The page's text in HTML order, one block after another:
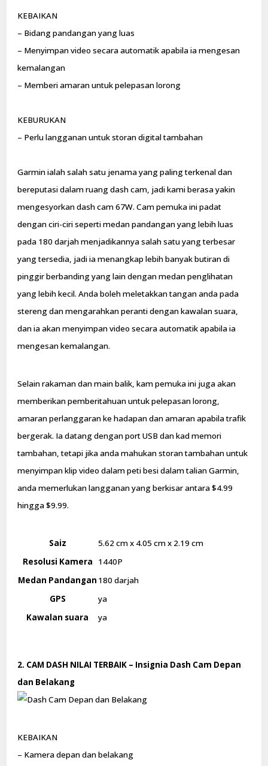
KEBAIKAN
– Bidang pandangan yang luas
– Menyimpan video secara automatik apabila ia mengesan
kemalangan
– Memberi amaran untuk pelepasan lorong
KEBURUKAN
– Perlu langganan untuk storan digital tambahan
Garmin ialah salah satu jenama yang paling terkenal dan
bereputasi dalam ruang dash cam, jadi kami berasa yakin
mengesyorkan dash cam 67W. Cam pemuka ini padat
dengan ciri-ciri seperti medan pandangan yang lebih luas
pada 180 darjah menjadikannya salah satu yang terbesar
yang tersedia, jadi ia menangkap lebih banyak butiran di
pinggir berbanding yang lain dengan medan penglihatan
yang lebih kecil. Anda boleh meletakkan tangan anda pada
stereng dan mengarahkan peranti dengan kawalan suara,
dan ia akan menyimpan video secara automatik apabila ia
mengesan kemalangan.
Selain rakaman dan main balik, kam pemuka ini juga akan
memberikan pemberitahuan untuk pelepasan lorong,
amaran perlanggaran ke hadapan dan amaran apabila trafik
bergerak. Ia datang dengan port USB dan kad memori
tambahan, tetapi jika anda mahukan storan tambahan untuk
menyimpan klip video dalam peti besi dalam talian Garmin,
anda memerlukan langganan yang berkisar antara $4.99
hingga $9.99.
Saiz
5.62 cm x 4.05 cm x 2.19 cm
Resolusi Kamera
1440P
Medan Pandangan 180 darjah
GPS
ya
Kawalan suara
ya
2. CAM DASH NILAI TERBAIK – Insignia Dash Cam Depan
dan Belakang
KEBAIKAN
– Kamera depan dan belakang